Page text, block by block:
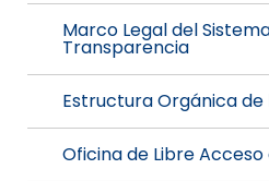
Marco Legal del
Transparencia
Estructura Orgánica
Oficina de Libre